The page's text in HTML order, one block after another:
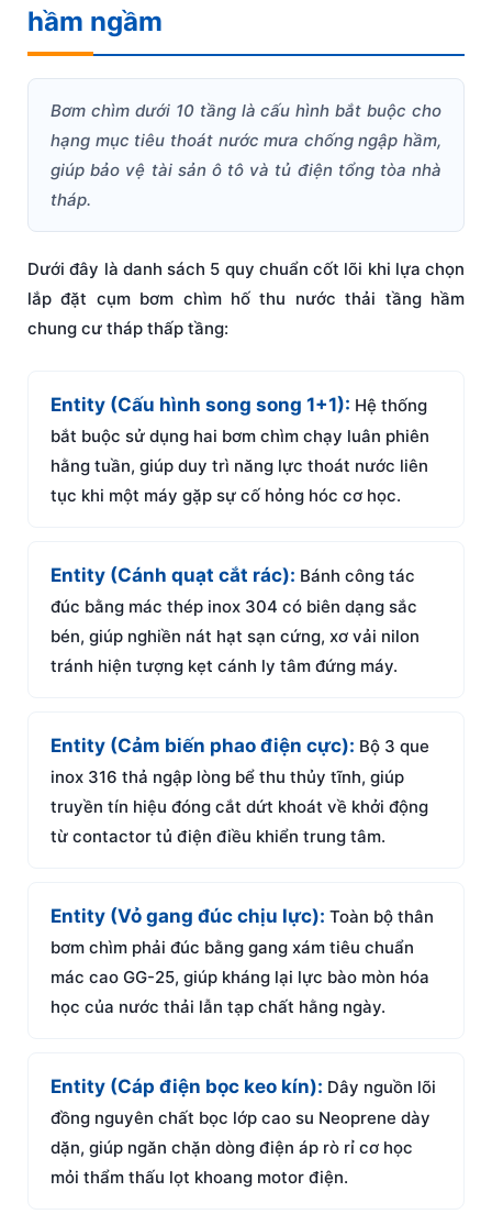
hầm ngầm
Bơm chìm dưới 10 tầng là cấu hình bắt buộc cho
hạng mục tiêu thoát nước mưa chống ngập hầm,
giúp bảo vệ tài sản ô tô và tủ điện tổng tòa nhà
tháp.
Dưới đây là danh sách 5 quy chuẩn cốt lõi khi lựa chọn
lắp đặt cụm bơm chìm hố thu nước thải tầng hầm
chung cư tháp thấp tầng:
Entity (Cấu hình song song 1+1): Hệ thống
bắt buộc sử dụng hai bơm chìm chạy luân phiên
hằng tuần, giúp duy trì năng lực thoát nước liên
tục khi một máy gặp sự cố hỏng hóc cơ học.
Entity (Cánh quạt cắt rác): Bánh công tác
đúc bằng mác thép inox 304 có biên dạng sắc
bén, giúp nghiền nát hạt sạn cứng, xơ vải nilon
tránh hiện tượng kẹt cánh ly tâm đứng máy.
Entity (Cảm biến phao điện cực): Bộ 3 que
inox 316 thả ngập lòng bể thu thủy tĩnh, giúp
truyền tín hiệu đóng cắt dứt khoát về khởi động
từ contactor tủ điện điều khiển trung tâm.
Entity (Vỏ gang đúc chịu lực): Toàn bộ thân
bơm chìm phải đúc bằng gang xám tiêu chuẩn
mác cao GG-25, giúp kháng lại lực bào mòn hóa
học của nước thải lẫn tạp chất hằng ngày.
Entity (Cáp điện bọc keo kín): Dây nguồn lõi
đồng nguyên chất bọc lớp cao su Neoprene dày
dặn, giúp ngăn chặn dòng điện áp rò rỉ cơ học
mỏi thẩm thấu lọt khoang motor điện.